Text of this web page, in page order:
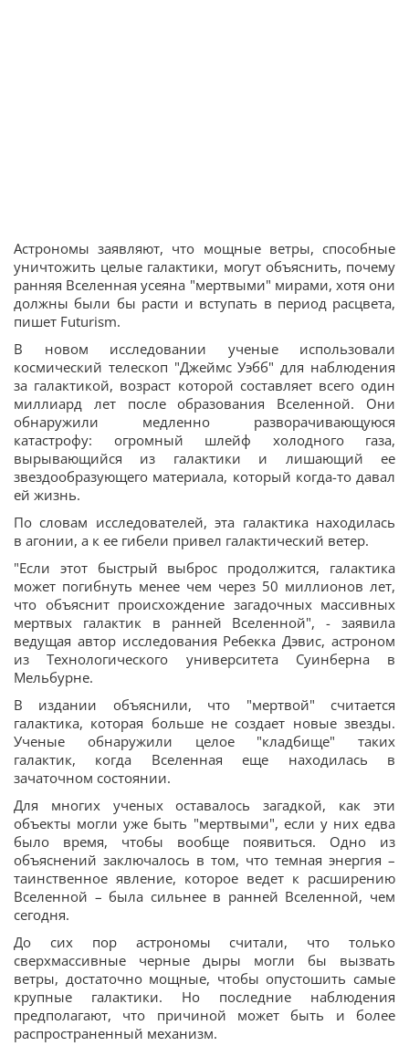
Астрономы заявляют, что мощные ветры, способные
уничтожить целые галактики, могут объяснить, почему
ранняя Вселенная усеяна "мертвыми" мирами, хотя они
должны были бы расти и вступать в период расцвета,
пишет Futurism.
В новом исследовании ученые использовали
космический телескоп "Джеймс Уэбб" для наблюдения
за галактикой, возраст которой составляет всего один
миллиард лет после образования Вселенной. Они
обнаружили медленно разворачивающуюся
катастрофу: огромный шлейф холодного газа,
вырывающийся из галактики и лишающий ее
звездообразующего материала, который когда-то давал
ей жизнь.
По словам исследователей, эта галактика находилась
в агонии, а к ее гибели привел галактический ветер.
"Если этот быстрый выброс продолжится, галактика
может погибнуть менее чем через 50 миллионов лет,
что объяснит происхождение загадочных массивных
мертвых галактик в ранней Вселенной", - заявила
ведущая автор исследования Ребекка Дэвис, астроном
из Технологического университета Суинберна в
Мельбурне.
В издании объяснили, что "мертвой" считается
галактика, которая больше не создает новые звезды.
Ученые обнаружили целое "кладбище" таких
галактик, когда Вселенная еще находилась в
зачаточном состоянии.
Для многих ученых оставалось загадкой, как эти
объекты могли уже быть "мертвыми", если у них едва
было время, чтобы вообще появиться. Одно из
объяснений заключалось в том, что темная энергия –
таинственное явление, которое ведет к расширению
Вселенной – была сильнее в ранней Вселенной, чем
сегодня.
До сих пор астрономы считали, что только
сверхмассивные черные дыры могли бы вызвать
ветры, достаточно мощные, чтобы опустошить самые
крупные галактики. Но последние наблюдения
предполагают, что причиной может быть и более
распространенный механизм.